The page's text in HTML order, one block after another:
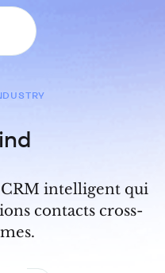
intelligent qui
contacts cross-